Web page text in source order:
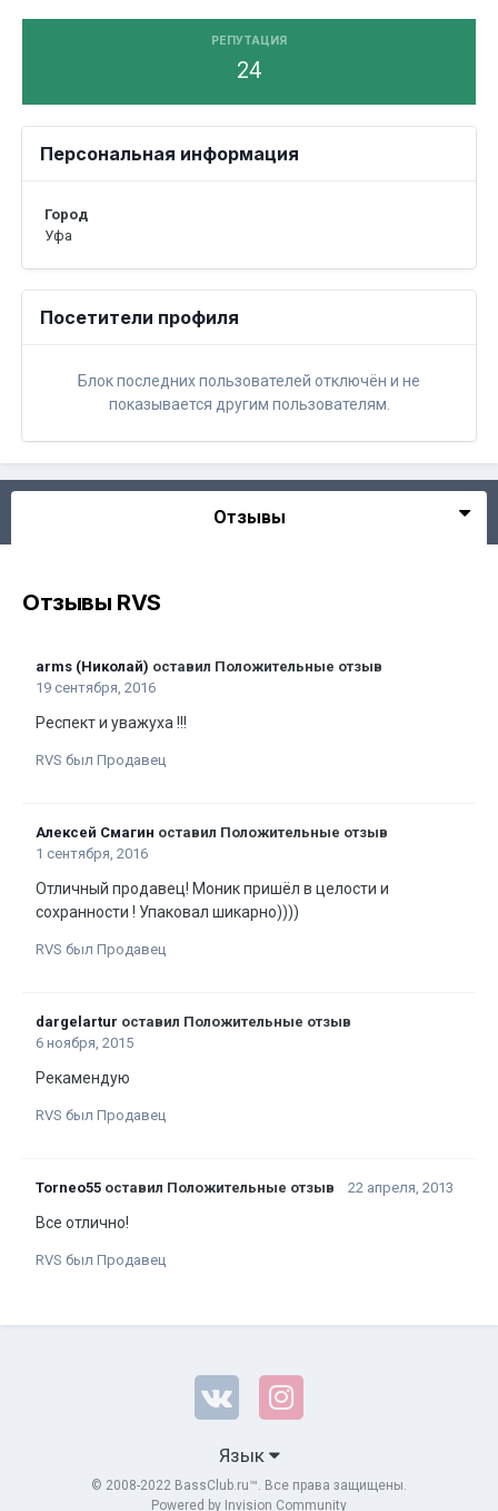
РЕПУТАЦИЯ
24
Персональная информация
Город
Уфа
Посетители профиля
Блок последних пользователей отключён и не
показывается другим пользователям.
Отзывы
Отзывы RVS
arms (Николай) оставил Положительные отзыв
19 сентября, 2016
Респект и уважуха !!!
RVS был Продавец
Алексей Смагин оставил Положительные отзыв
1 сентября, 2016
Отличный продавец! Моник пришёл в целости и
сохранности ! Упаковал шикарно))))
RVS был Продавец
dargelartur оставил Положительные отзыв
6 ноября, 2015
Рекамендую
RVS был Продавец
Torneo55 оставил Положительные отзыв 22 апреля, 2013
Все отлично!
RVS был Продавец
Язык
© 2008-2022 BassClub.ru™. Все права защищены.
Powered by Invision Community